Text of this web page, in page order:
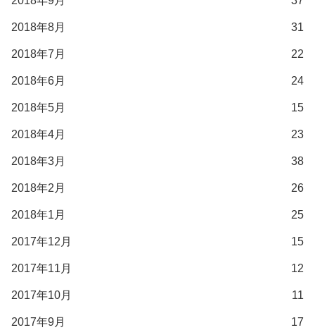
2018年8月 31
2018年7月 22
2018年6月 24
2018年5月 15
2018年4月 23
2018年3月 38
2018年2月 26
2018年1月 25
2017年12月 15
2017年11月 12
2017年10月 11
2017年9月 17